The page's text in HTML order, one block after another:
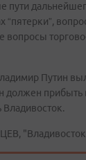
пути
“пятерки”,
вопросы
Путин
должен прибыть
Владивосток.